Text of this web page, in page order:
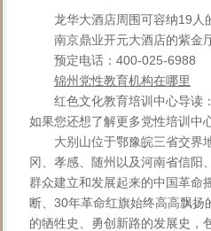
龙华大酒店周围可容纳19人
南京鼎业开元大酒店的紫
预定电话：400-025-6988
锦州党性教育机构在哪里
红色文化教育培训中心导读
如果您还想了解更多党性培训中
大别山位于鄂豫皖三省交界
冈、孝感、随州以及河南省信阳
群众建立和发展起来的中国革命
断、30年革命红旗始终高高飘
的牺牲史、勇创新路的发展史，